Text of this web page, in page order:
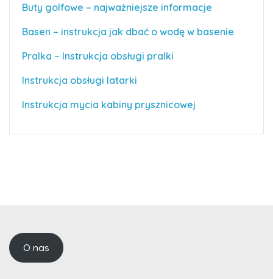
Buty golfowe – najważniejsze informacje
Basen – instrukcja jak dbać o wodę w basenie
Pralka – Instrukcja obsługi pralki
Instrukcja obsługi latarki
Instrukcja mycia kabiny prysznicowej
O nas